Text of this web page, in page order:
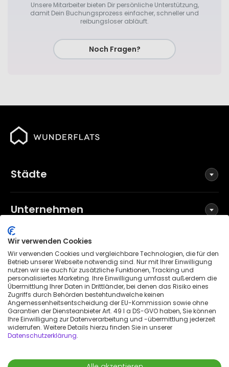
Unsere Mitarbeiter bieten Dir persönliche Unterstützung,
damit Dein Buchungsprozess einfacher, schneller und
reibungsloser abläuft.
Noch Fragen?
Städte
Unternehmen
Social Media
Allgemeine Geschäftsbedingungen
Datenschutzerklärung
Impressum
Patenthinweis
© 2026 Wunderflats GmbH
Wir verwenden Cookies
Wir verwenden Cookies und vergleichbare Technologien, die für den
Betrieb unserer Webseite notwendig sind. Nur mit Ihrer Einwilligung
nutzen wir sie auch für zusätzliche Funktionen, Tracking und
personalisiertes Marketing. Ihre Einwilligung umfasst außerdem die
Übermittlung Ihrer Daten in Drittländer, bei denen das Risiko eines
Zugriffs durch Behörden bestehtundwelche keinen
Angemessenheitsentscheidung der EU-Kommission sowie ohne
Garantien der Diensteanbieter Art. 49 I a DS-GVO haben, Sie können
Ihre Einwilligung zur Datenverarbeitung und -übermittlung jederzeit
widerrufen. Weitere Details hierzu finden Sie in unserer
Datenschutzerklärung.